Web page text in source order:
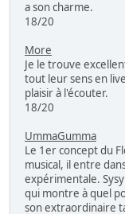
a son charme.
18/20
More
Je le trouve
tout leur sens en
plaisir à l'écouter.
18/20
UmmaGumma
Le 1er concept du
musical, il entre
expérimentale.
qui montre à quel
son extraordinaire